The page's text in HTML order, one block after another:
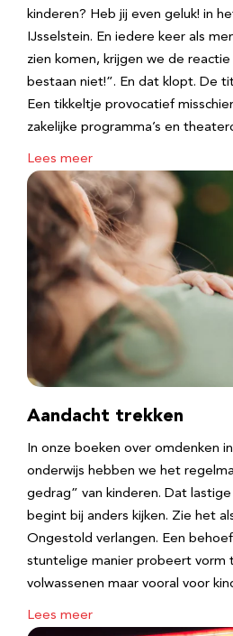
kinderen? Heb jij even geluk! in
IJsselstein. En iedere keer als
zien komen, krijgen we de
bestaan niet!”. En dat klopt. De
Een tikkeltje provocatief
zakelijke programma’s en
Lees meer
Aandacht trekken
In onze boeken over omdenken
onderwijs hebben we het
gedrag” van kinderen. Dat
begint bij anders kijken. Zie het
Ongestold verlangen. Een
stuntelige manier probeert vorm
volwassenen maar vooral voor
Lees meer